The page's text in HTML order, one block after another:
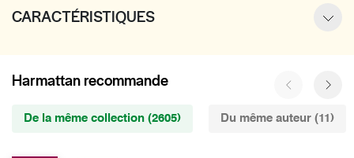
CARACTÉRISTIQUES
Harmattan recommande
De la même collection (2605) Du même auteur (11)